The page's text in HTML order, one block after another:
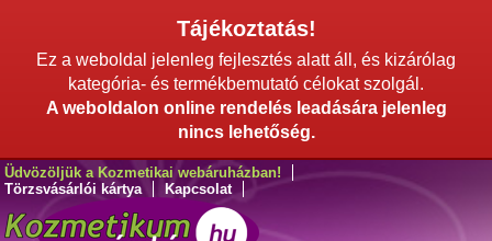
Tájékoztatás!
Ez a weboldal jelenleg fejlesztés alatt áll, és kizárólag
kategória- és termékbemutató célokat szolgál.
A weboldalon online rendelés leadására jelenleg
nincs lehetőség.
Üdvözöljük a Kozmetikai webáruházban!
Törzsvásárlói kártya
Kapcsolat